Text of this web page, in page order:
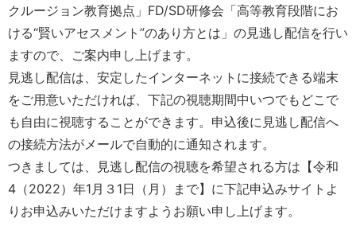
クルージョン教育拠点」FD/SD研修会「高等教育段階にお
ける“賢いアセスメント”のあり方とは」の見逃し配信を行い
ますので、ご案内申し上げます。
見逃し配信は、安定したインターネットに接続できる端末
をご用意いただければ、下記の視聴期間中いつでもどこで
も自由に視聴することができます。申込後に見逃し配信へ
の接続方法がメールで自動的に通知されます。
つきましては、見逃し配信の視聴を希望される方は【令和
4（2022）年1月３1日（月）まで】に下記申込みサイトよ
りお申込みいただけますようお願い申し上げます。